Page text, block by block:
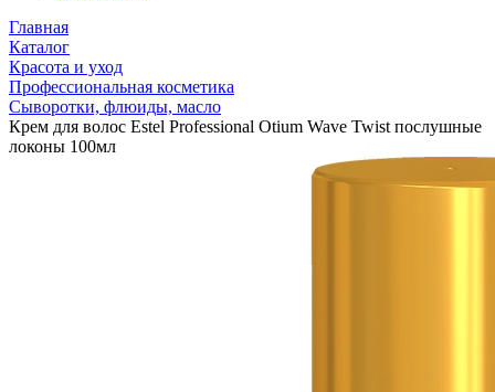
Главная
Каталог
Красота и уход
Профессиональная косметика
Сыворотки, флюиды, масло
Крем для волос Estel Professional Otium Wave Twist послушные
локоны 100мл